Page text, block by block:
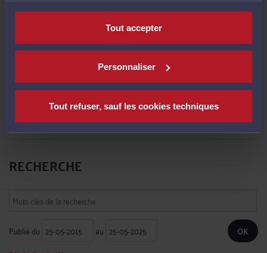
Tout accepter
Personnaliser
Tout refuser, sauf les cookies techniques
Le principe de la réparation ...
M. Norget CHRISTOPHE :« Bonjour, et bien cher "Maître" c'est exactement ce ... »
Le juge, qui est tenu de respecter ...
Zappatta :« Bonjour Dans une succession comprenant des biens immobiliers et
Le 12 févr. 2025 à 14:15surUne réponse ministérielle sur ...
RECHERCHE
Publié du au